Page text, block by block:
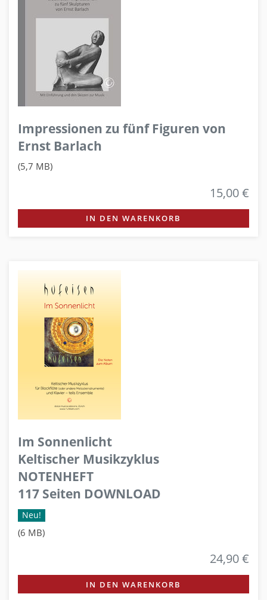
Impressionen zu fünf Figuren von
Ernst Barlach
(5,7 MB)
15,00 €
IN DEN WARENKORB
Im Sonnenlicht
Keltischer Musikzyklus
NOTENHEFT
117 Seiten DOWNLOAD
Neu!
(6 MB)
24,90 €
IN DEN WARENKORB